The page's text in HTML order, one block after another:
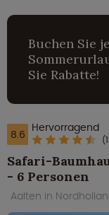
Buchen Sie
Sie Rabatte!
8.6 Hervorragend
Safari-
- 6 Personen
Aalten in